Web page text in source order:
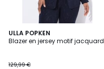
ULLA POPKEN
Blazer en jersey motif jacquard
129,99 €